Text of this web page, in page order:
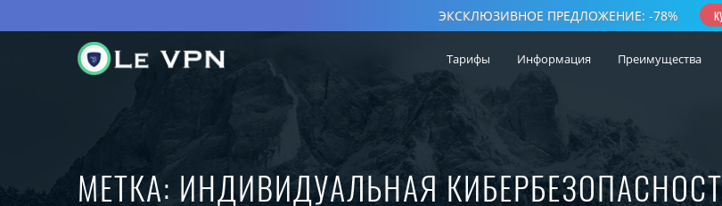
Тарифы Информация Преимущества
МЕТКА: ИНДИВИДУАЛЬНАЯ